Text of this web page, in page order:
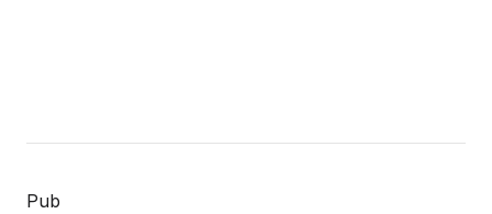
Pub